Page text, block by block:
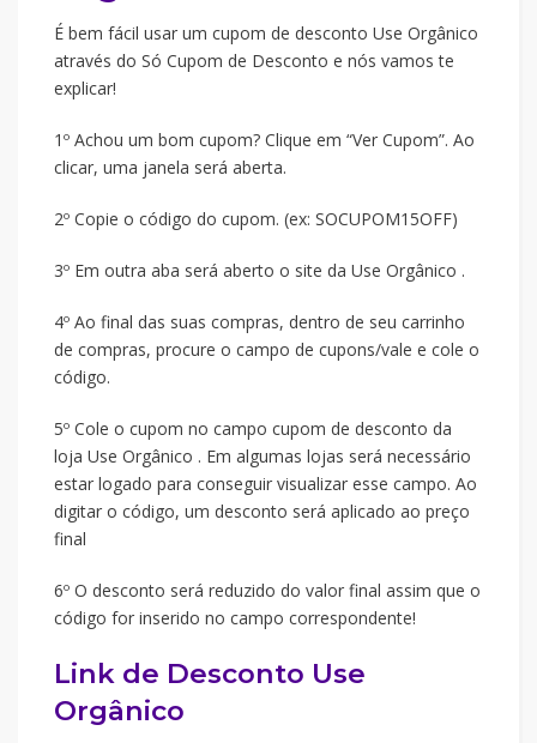
É bem fácil usar um cupom de desconto Use Orgânico
através do Só Cupom de Desconto e nós vamos te
explicar!
1º Achou um bom cupom? Clique em “Ver Cupom”. Ao
clicar, uma janela será aberta.
2º Copie o código do cupom. (ex: SOCUPOM15OFF)
3º Em outra aba será aberto o site da Use Orgânico .
4º Ao final das suas compras, dentro de seu carrinho
de compras, procure o campo de cupons/vale e cole o
código.
5º Cole o cupom no campo cupom de desconto da
loja Use Orgânico . Em algumas lojas será necessário
estar logado para conseguir visualizar esse campo. Ao
digitar o código, um desconto será aplicado ao preço
final
6º O desconto será reduzido do valor final assim que o
código for inserido no campo correspondente!
Link de Desconto Use
Orgânico